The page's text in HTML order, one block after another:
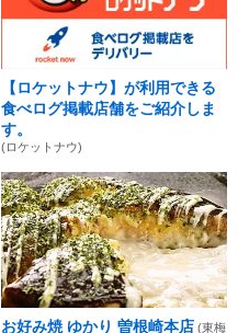
【ロケットナウ】が利用できる
食べログ掲載店舗をご紹介しま
す。
(ロケットナウ)
お好み焼 ゆかり 曽根崎本店 (東梅